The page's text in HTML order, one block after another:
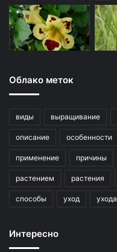
Облако меток
виды выращивание
описание особенности
применение причины
растением растения
способы уход ухода
Интересно